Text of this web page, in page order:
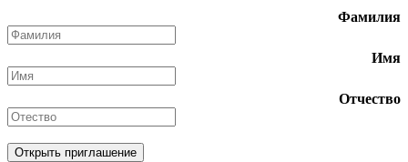
Фамилия
Имя
Отчество